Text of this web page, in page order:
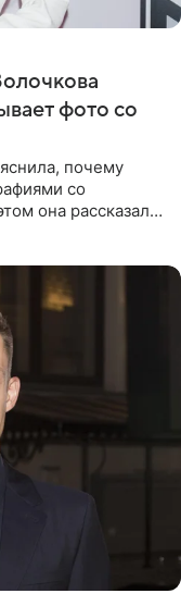
фото со
почему
со
она рассказала